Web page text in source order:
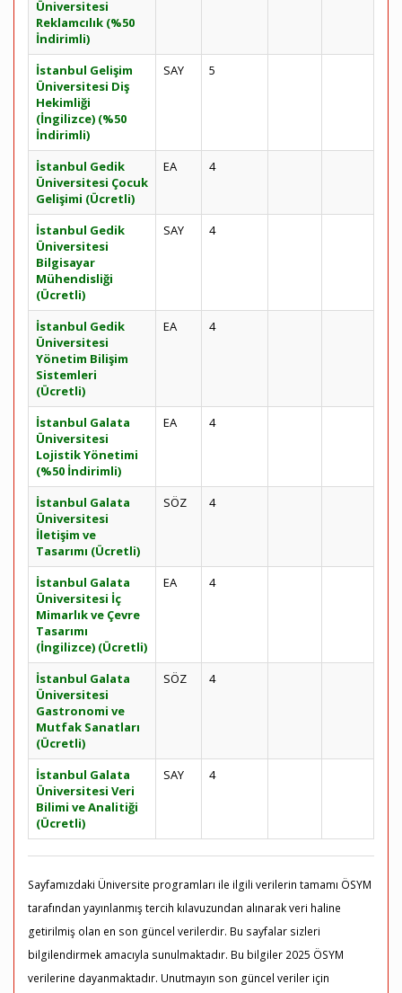
Üniversitesi
Reklamcılık (%50
İndirimli)
İstanbul Gelişim
Üniversitesi Diş
Hekimliği
(İngilizce) (%50
İndirimli)
SAY 5
İstanbul Gedik
Üniversitesi Çocuk
Gelişimi (Ücretli)
EA 4
İstanbul Gedik
Üniversitesi
Bilgisayar
Mühendisliği
(Ücretli)
SAY 4
İstanbul Gedik
Üniversitesi
Yönetim Bilişim
Sistemleri
(Ücretli)
EA 4
İstanbul Galata
Üniversitesi
Lojistik Yönetimi
(%50 İndirimli)
EA 4
İstanbul Galata
Üniversitesi
İletişim ve
Tasarımı (Ücretli)
SÖZ 4
İstanbul Galata
Üniversitesi İç
Mimarlık ve Çevre
Tasarımı
(İngilizce) (Ücretli)
EA 4
İstanbul Galata
Üniversitesi
Gastronomi ve
Mutfak Sanatları
(Ücretli)
SÖZ 4
İstanbul Galata
Üniversitesi Veri
Bilimi ve Analitiği
(Ücretli)
SAY 4
Sayfamızdaki Üniversite programları ile ilgili verilerin tamamı ÖSYM
tarafından yayınlanmış tercih kılavuzundan alınarak veri haline
getirilmiş olan en son güncel verilerdir. Bu sayfalar sizleri
bilgilendirmek amacıyla sunulmaktadır. Bu bilgiler 2025 ÖSYM
verilerine dayanmaktadır. Unutmayın son güncel veriler için